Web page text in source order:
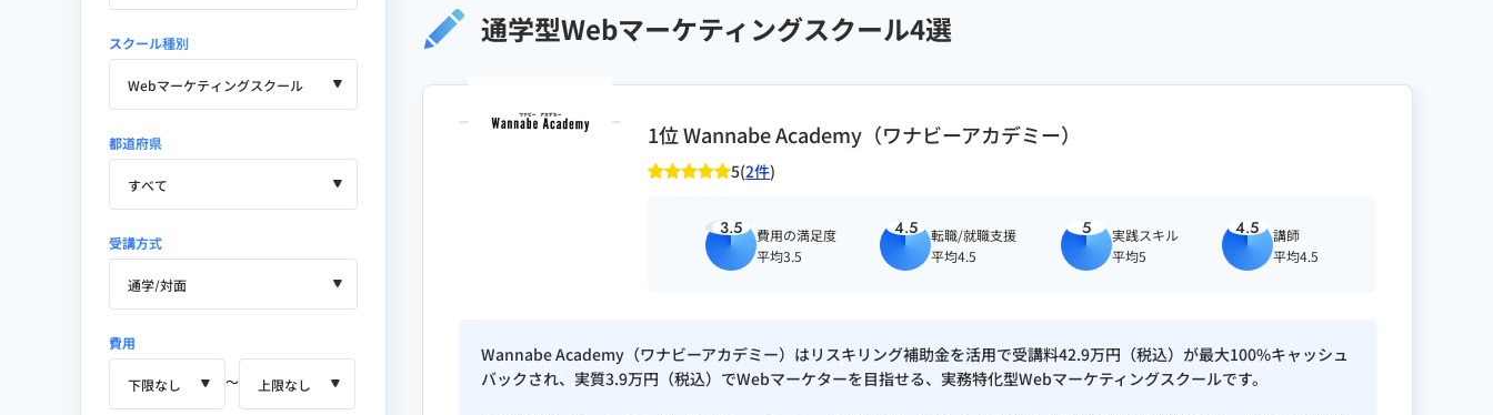
SEO / コンテンツマーケティング
BtoBマーケティング / リードジェネレーション
広告運用（リスティング・SNS広告）
LP制作・LPO / EFO / CRO
使用マーケティングツール・SaaS
スクール種別
都道府県
受講方式
費用
〜
通学型Webマーケティングスクール4選
1位 Wannabe Academy（ワナビーアカデミー）
5(2件)
3.5
費用の満足度
平均3.5
4.5
転職/就職支援
平均4.5
5
実践スキル
平均5
4.5
講師
平均4.5
Wannabe Academy（ワナビーアカデミー）はリスキリング補助金を活用で受講料42.9万円（税込）が最大100%キャッシュ
バックされ、実質3.9万円（税込）でWebマーケターを目指せる、実務特化型Webマーケティングスクールです。